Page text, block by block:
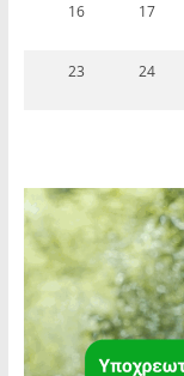
16 17
23 24